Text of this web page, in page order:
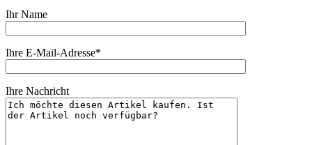
Ihr Name
Ihre E-Mail-Adresse*
Ihre Nachricht